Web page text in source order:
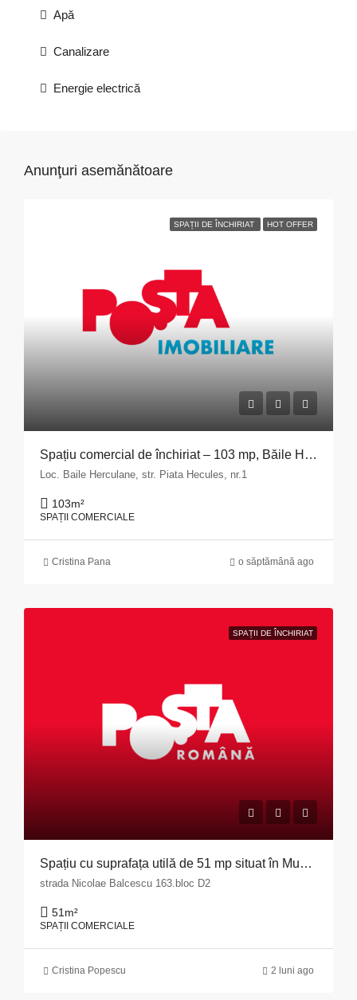
Apă
Canalizare
Energie electrică
Anunţuri asemănătoare
SPAȚII DE ÎNCHIRIAT HOT OFFER
Spațiu comercial de închiriat – 103 mp, Băile Herculane
Loc. Baile Herculane, str. Piata Hecules, nr.1
103m²
SPAȚII COMERCIALE
Cristina Pana o săptămână ago
SPAȚII DE ÎNCHIRIAT
Spațiu cu suprafața utilă de 51 mp situat în Municipiul Pitești, str. Nicolae Bălcescu nr. 163, bloc D2, județul Argeș
strada Nicolae Balcescu 163.bloc D2
51 m²
SPAȚII COMERCIALE
Cristina Popescu 2 luni ago